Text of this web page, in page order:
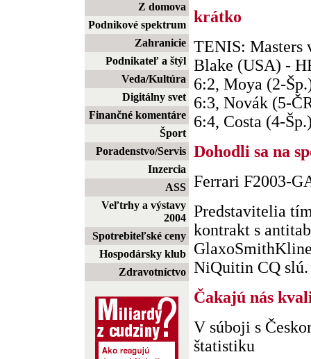
Z domova
Podnikové spektrum
Zahranicie
Podnikateľ a štýl
Veda/Kultúra
Digitálny svet
Finančné komentáre
Šport
Poradenstvo/Servis
Inzercia
ASS
Veľtrhy a výstavy
2004
Spotrebiteľské ceny
Hospodársky klub
Zdravotníctvo
krátko
TENIS: Masters
Blake (USA) -
6:2, Moya (2-
6:3, Novák (5-
6:4, Costa (4-
Dohodli sa na
Ferrari F2003-
Predstavitelia
kontrakt s
NiQuitin CQ slú.
Čakajú nás
V súboji s
štatistiku